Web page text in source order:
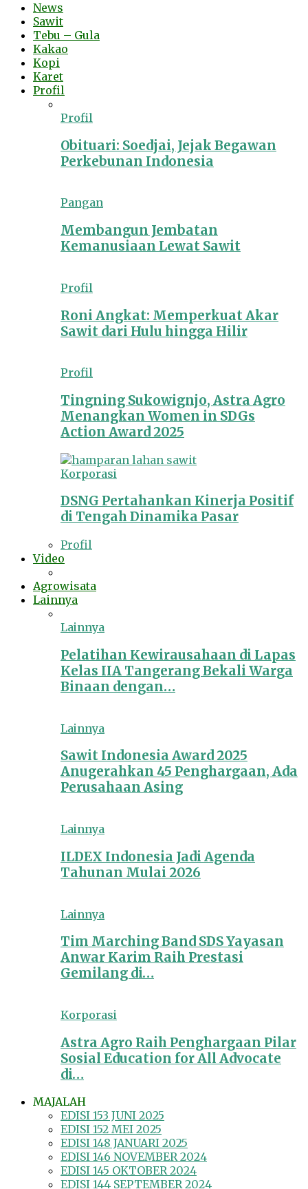
News
Sawit
Tebu – Gula
Kakao
Kopi
Karet
Profil
Profil
Obituari: Soedjai, Jejak Begawan
Perkebunan Indonesia
Pangan
Membangun Jembatan
Kemanusiaan Lewat Sawit
Profil
Roni Angkat: Memperkuat Akar
Sawit dari Hulu hingga Hilir
Profil
Tingning Sukowignjo, Astra Agro
Menangkan Women in SDGs
Action Award 2025
Korporasi
DSNG Pertahankan Kinerja Positif
di Tengah Dinamika Pasar
Profil
Video
Agrowisata
Lainnya
Lainnya
Pelatihan Kewirausahaan di Lapas
Kelas IIA Tangerang Bekali Warga
Binaan dengan…
Lainnya
Sawit Indonesia Award 2025
Anugerahkan 45 Penghargaan, Ada
Perusahaan Asing
Lainnya
ILDEX Indonesia Jadi Agenda
Tahunan Mulai 2026
Lainnya
Tim Marching Band SDS Yayasan
Anwar Karim Raih Prestasi
Gemilang di…
Korporasi
Astra Agro Raih Penghargaan Pilar
Sosial Education for All Advocate
di…
MAJALAH
EDISI 153 JUNI 2025
EDISI 152 MEI 2025
EDISI 148 JANUARI 2025
EDISI 146 NOVEMBER 2024
EDISI 145 OKTOBER 2024
EDISI 144 SEPTEMBER 2024